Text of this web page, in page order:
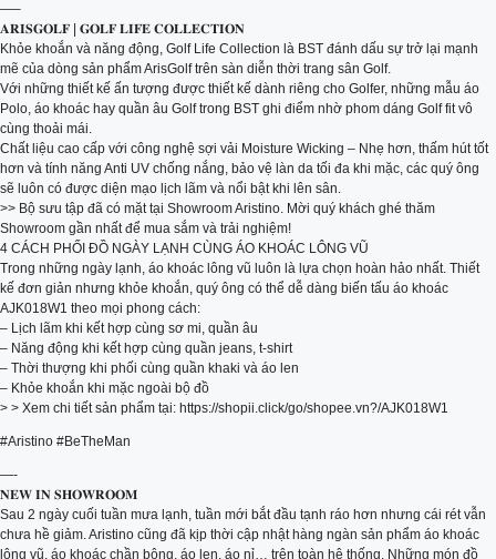
—–
𝐀𝐑𝐈𝐒𝐆𝐎𝐋𝐅 | 𝐆𝐎𝐋𝐅 𝐋𝐈𝐅𝐄 𝐂𝐎𝐋𝐋𝐄𝐂𝐓𝐈𝐎𝐍
Khỏe khoắn và năng động, Golf Life Collection là BST đánh dấu sự trở lại mạnh
mẽ của dòng sản phẩm ArisGolf trên sàn diễn thời trang sân Golf.
Với những thiết kế ấn tượng được thiết kế dành riêng cho Golfer, những mẫu áo
Polo, áo khoác hay quần âu Golf trong BST ghi điểm nhờ phom dáng Golf fit vô
cùng thoải mái.
Chất liệu cao cấp với công nghệ sợi vải Moisture Wicking – Nhẹ hơn, thấm hút tốt
hơn và tính năng Anti UV chống nắng, bảo vệ làn da tối đa khi mặc, các quý ông
sẽ luôn có được diện mạo lịch lãm và nổi bật khi lên sân.
>> Bộ sưu tập đã có mặt tại Showroom Aristino. Mời quý khách ghé thăm
Showroom gần nhất để mua sắm và trải nghiệm!
4 CÁCH PHỐI ĐỒ NGÀY LẠNH CÙNG ÁO KHOÁC LÔNG VŨ
Trong những ngày lạnh, áo khoác lông vũ luôn là lựa chọn hoàn hảo nhất. Thiết
kế đơn giản nhưng khỏe khoắn, quý ông có thể dễ dàng biến tấu áo khoác
AJK018W1 theo mọi phong cách:
– Lịch lãm khi kết hợp cùng sơ mi, quần âu
– Năng động khi kết hợp cùng quần jeans, t-shirt
– Thời thượng khi phối cùng quần khaki và áo len
– Khỏe khoắn khi mặc ngoài bộ đồ
> > Xem chi tiết sản phẩm tại: https://shopii.click/go/shopee.vn?/AJK018W1
#Aristino #BeTheMan
—-
𝐍𝐄𝐖 𝐈𝐍 𝐒𝐇𝐎𝐖𝐑𝐎𝐎𝐌
Sau 2 ngày cuối tuần mưa lạnh, tuần mới bắt đầu tạnh ráo hơn nhưng cái rét vẫn
chưa hề giảm. Aristino cũng đã kịp thời cập nhật hàng ngàn sản phẩm áo khoác
lông vũ, áo khoác chần bông, áo len, áo nỉ… trên toàn hệ thống. Những món đồ